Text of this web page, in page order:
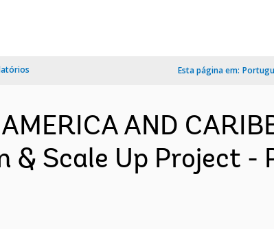
Esta página em:
AND
& Scale Up Project -